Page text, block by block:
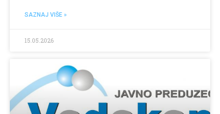
SAZNAJ VIŠE »
15.05.2026